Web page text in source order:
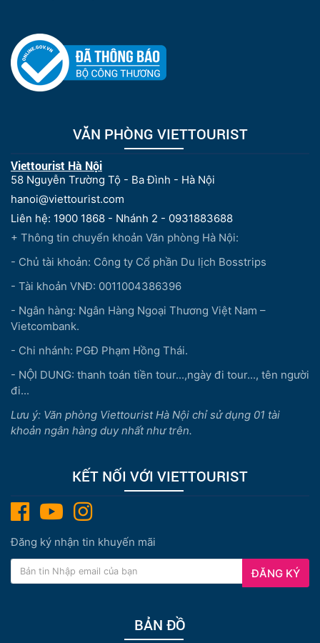
VĂN PHÒNG VIETTOURIST
Viettourist Hà Nội
58 Nguyễn Trường Tộ - Ba Đình - Hà Nội
hanoi@viettourist.com
Liên hệ: 1900 1868 - Nhánh 2 - 0931883688
+ Thông tin chuyển khoản Văn phòng Hà Nội:
- Chủ tài khoản: Công ty Cổ phần Du lịch Bosstrips
- Tài khoản VNĐ: 0011004386396
- Ngân hàng: Ngân Hàng Ngoại Thương Việt Nam –
Vietcombank.
- Chi nhánh: PGĐ Phạm Hồng Thái.
- NỘI DUNG: thanh toán tiền tour...,ngày đi tour..., tên người
đi...
Lưu ý: Văn phòng Viettourist Hà Nội chỉ sử dụng 01 tài
khoản ngân hàng duy nhất như trên.
KẾT NỐI VỚI VIETTOURIST
Đăng ký nhận tin khuyến mãi
ĐĂNG KÝ
BẢN ĐỒ